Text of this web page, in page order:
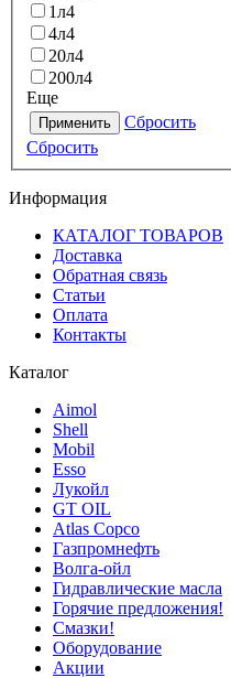
1л4
4л4
20л4
200л4
Еще
Применить
Сбросить
Сбросить
Информация
КАТАЛОГ ТОВАРОВ
Доставка
Обратная связь
Статьи
Оплата
Контакты
Каталог
Aimol
Shell
Mobil
Esso
Лукойл
GT OIL
Atlas Copco
Газпромнефть
Волга-ойл
Гидравлические масла
Горячие предложения!
Смазки!
Оборудование
Акции